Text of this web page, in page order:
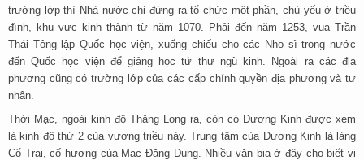
trường lớp thì Nhà nước chỉ đứng ra tổ chức một phần, chủ yếu ở triều
đình, khu vực kinh thành từ năm 1070. Phải đến năm 1253, vua Trần
Thái Tông lập Quốc học viện, xuống chiếu cho các Nho sĩ trong nước
đến Quốc học viện để giảng học tứ thư ngũ kinh. Ngoài ra các địa
phương cũng có trường lớp của các cấp chính quyền địa phương và tư
nhân.
Thời Mạc, ngoài kinh đô Thăng Long ra, còn có Dương Kinh được xem
là kinh đô thứ 2 của vương triều này. Trung tâm của Dương Kinh là làng
Cổ Trai, cố hương của Mạc Đăng Dung. Nhiều văn bia ở đây cho biết vị